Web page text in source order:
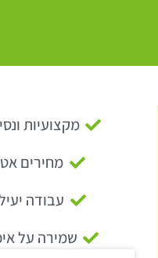
מקצועיות
מחירים
עבודה
שמירה על